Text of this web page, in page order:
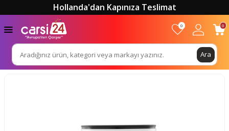
Hollanda'dan Kapınıza Teslimat
Ara
0 0